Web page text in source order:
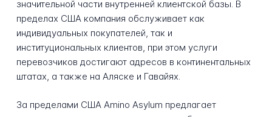
значительной части внутренней клиентской базы. В
пределах США компания обслуживает как
индивидуальных покупателей, так и
институциональных клиентов, при этом услуги
перевозчиков достигают адресов в континентальных
штатах, а также на Аляске и Гавайях.
За пределами США Amino Asylum предлагает